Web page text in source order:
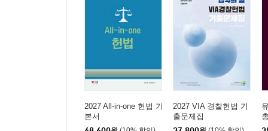
2027 All-in-one 헌법 기
본서
2027 VIA 경찰헌법 기
출문제집